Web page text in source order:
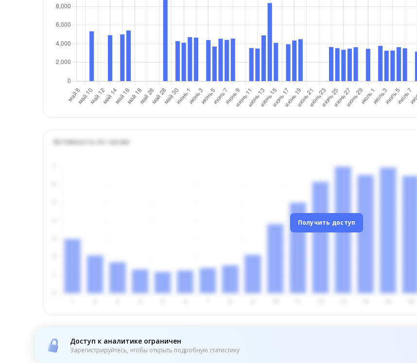
Активность по часам
Получить доступ
Доступ к аналитике ограничен
Зарегистрируйтесь, чтобы открыть подробную статистику